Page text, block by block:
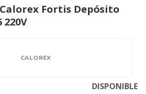
Fortis Depósito
220V
CALOREX
DISPONIBLE